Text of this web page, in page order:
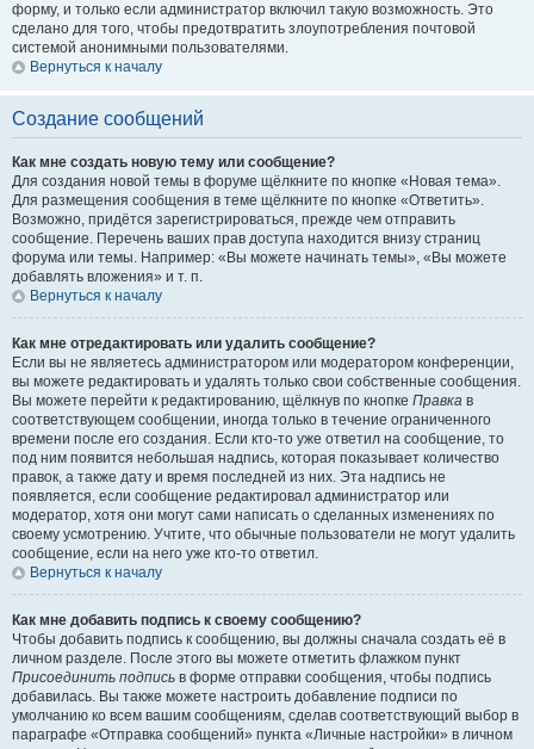
форму, и только если администратор включил такую возможность. Это
сделано для того, чтобы предотвратить злоупотребления почтовой
системой анонимными пользователями.
Вернуться к началу
Создание сообщений
Как мне создать новую тему или сообщение?
Для создания новой темы в форуме щёлкните по кнопке «Новая тема».
Для размещения сообщения в теме щёлкните по кнопке «Ответить».
Возможно, придётся зарегистрироваться, прежде чем отправить
сообщение. Перечень ваших прав доступа находится внизу страниц
форума или темы. Например: «Вы можете начинать темы», «Вы можете
добавлять вложения» и т. п.
Вернуться к началу
Как мне отредактировать или удалить сообщение?
Если вы не являетесь администратором или модератором конференции,
вы можете редактировать и удалять только свои собственные сообщения.
Вы можете перейти к редактированию, щёлкнув по кнопке Правка в
соответствующем сообщении, иногда только в течение ограниченного
времени после его создания. Если кто-то уже ответил на сообщение, то
под ним появится небольшая надпись, которая показывает количество
правок, а также дату и время последней из них. Эта надпись не
появляется, если сообщение редактировал администратор или
модератор, хотя они могут сами написать о сделанных изменениях по
своему усмотрению. Учтите, что обычные пользователи не могут удалить
сообщение, если на него уже кто-то ответил.
Вернуться к началу
Как мне добавить подпись к своему сообщению?
Чтобы добавить подпись к сообщению, вы должны сначала создать её в
личном разделе. После этого вы можете отметить флажком пункт
Присоединить подпись в форме отправки сообщения, чтобы подпись
добавилась. Вы также можете настроить добавление подписи по
умолчанию ко всем вашим сообщениям, сделав соответствующий выбор в
параграфе «Отправка сообщений» пункта «Личные настройки» в личном